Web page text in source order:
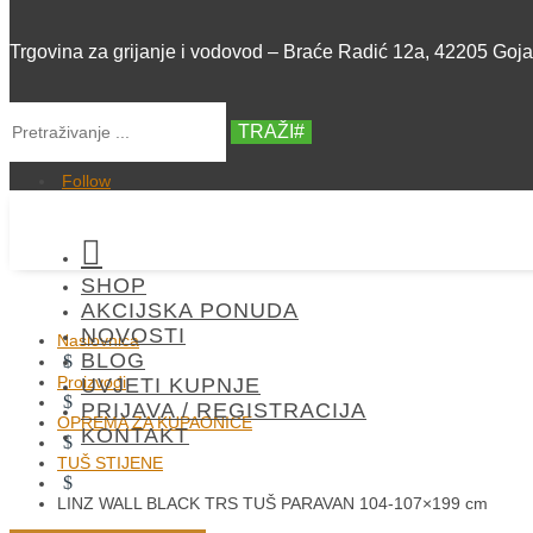
Trgovina za grijanje i vodovod – Braće Radić 12a, 42205
TRAŽI
Follow

SHOP
AKCIJSKA PONUDA
NOVOSTI
BLOG
UVJETI KUPNJE
PRIJAVA / REGISTRACIJA
KONTAKT
Naslovnica
$
Proizvodi
$
OPREMA ZA KUPAONICE
$
TUŠ STIJENE
$
LINZ WALL BLACK TRS TUŠ PARAVAN 104-107×199 cm